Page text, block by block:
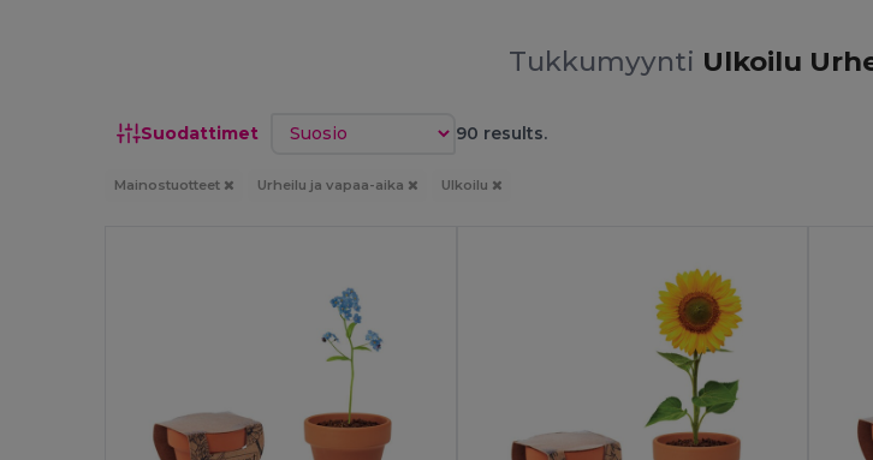
Tukkumyynti Ulkoilu
Suodattimet Lajittele 90 results.
Mainostuotteet Urheilu ja vapaa-aika Ulkoilu